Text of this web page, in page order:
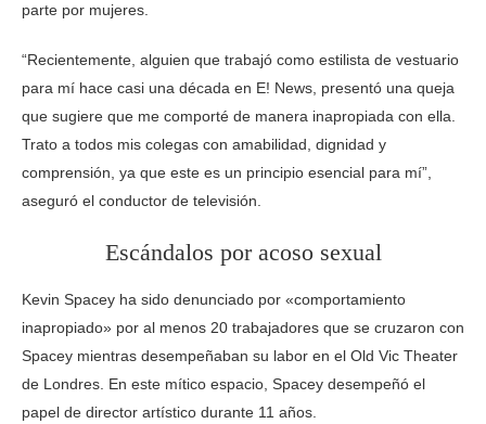
parte por mujeres.
“Recientemente, alguien que trabajó como estilista de vestuario
para mí hace casi una década en E! News, presentó una queja
que sugiere que me comporté de manera inapropiada con ella.
Trato a todos mis colegas con amabilidad, dignidad y
comprensión, ya que este es un principio esencial para mí”,
aseguró el conductor de televisión.
Escándalos por acoso sexual
Kevin Spacey ha sido denunciado por «comportamiento
inapropiado» por al menos 20 trabajadores que se cruzaron con
Spacey mientras desempeñaban su labor en el Old Vic Theater
de Londres. En este mítico espacio, Spacey desempeñó el
papel de director artístico durante 11 años.